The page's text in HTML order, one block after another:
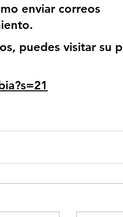
enviar correos
puedes visitar su